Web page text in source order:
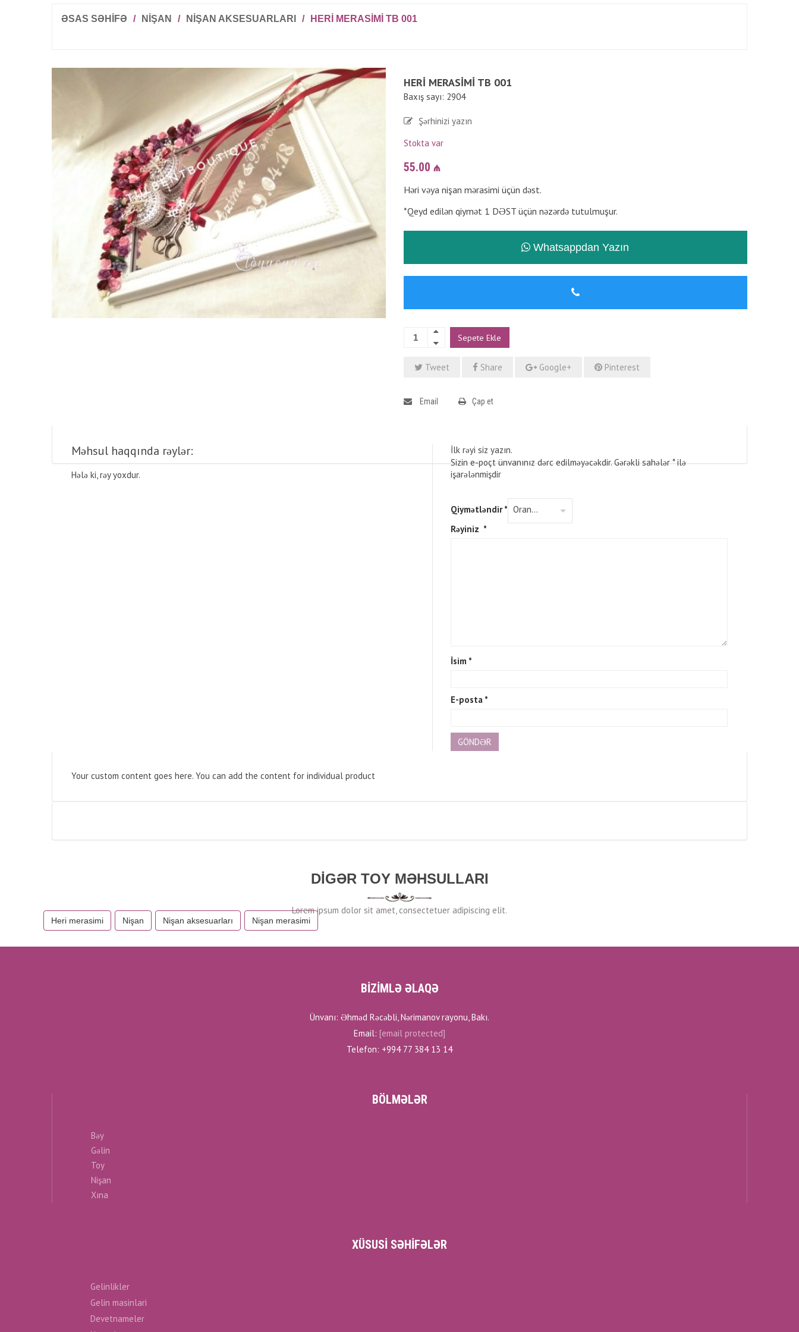
ƏSAS SƏHİFƏ / NIŞAN / NIŞAN AKSESUARLARI / HERI MERASIMI TB 001
HERI MERASIMI TB 001
Baxış sayı: 2904
Şərhinizi yazın
Stokta var
55.00 ₼
Həri vəya nişan mərasimi üçün dəst.
*Qeyd edilən qiymət 1 DƏST üçün nəzərdə tutulmuşur.
Whatsappdan Yazın
Sepete Ekle
Tweet Share Google+ Pinterest
Email Çap et
Məhsul haqqında rəylər:
Hələ ki, rəy yoxdur.
İlk rəyi siz yazın.
Sizin e-poçt ünvanınız dərc edilməyəcəkdir. Gərəkli sahələr*ilə
işarələnmişdir
Qiymətləndir*
Rəyiniz *
İsim *
E-posta *
Your custom content goes here. You can add the content for individual product
DIGƏR TOY MƏHSULLARI
Heri merasimi Nişan Nişan aksesuarları Nişan merasimi
BİZİMLƏ ƏLAQƏ
Ünvanı: Əhməd Rəcəbli, Nərimanov rayonu, Bakı.
Email: [email protected]
Telefon: +994 77 384 13 14
BÖLMƏLƏR
Bəy
Gəlin
Toy
Nişan
Xına
XÜSUSI SƏHIFƏLƏR
Gelinlikler
Gelin masinlari
Devetnameler